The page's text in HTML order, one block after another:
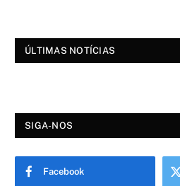
ÚLTIMAS NOTÍCIAS
SIGA-NOS
Facebook